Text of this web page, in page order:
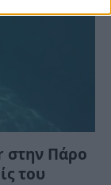
στην Πάρο
του